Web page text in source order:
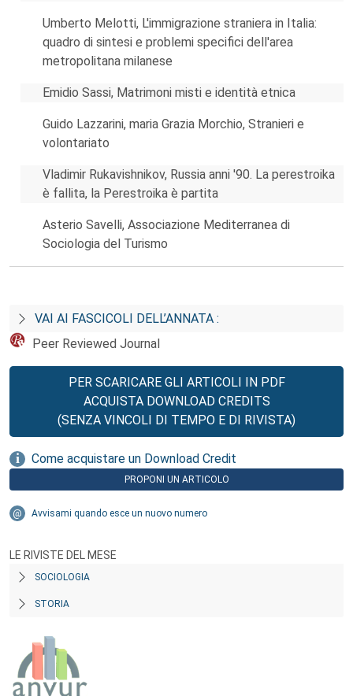
Umberto Melotti, L'immigrazione straniera in Italia:
quadro di sintesi e problemi specifici dell'area
metropolitana milanese
Emidio Sassi, Matrimoni misti e identità etnica
Guido Lazzarini, maria Grazia Morchio, Stranieri e
volontariato
Vladimir Rukavishnikov, Russia anni '90. La perestroika
è fallita, la Perestroika è partita
Asterio Savelli, Associazione Mediterranea di
Sociologia del Turismo
VAI AI FASCICOLI DELL’ANNATA :
Peer Reviewed Journal
PER SCARICARE GLI ARTICOLI IN PDF
ACQUISTA DOWNLOAD CREDITS
(SENZA VINCOLI DI TEMPO E DI RIVISTA)
Come acquistare un Download Credit
PROPONI UN ARTICOLO
Avvisami quando esce un nuovo numero
LE RIVISTE DEL MESE
SOCIOLOGIA
STORIA